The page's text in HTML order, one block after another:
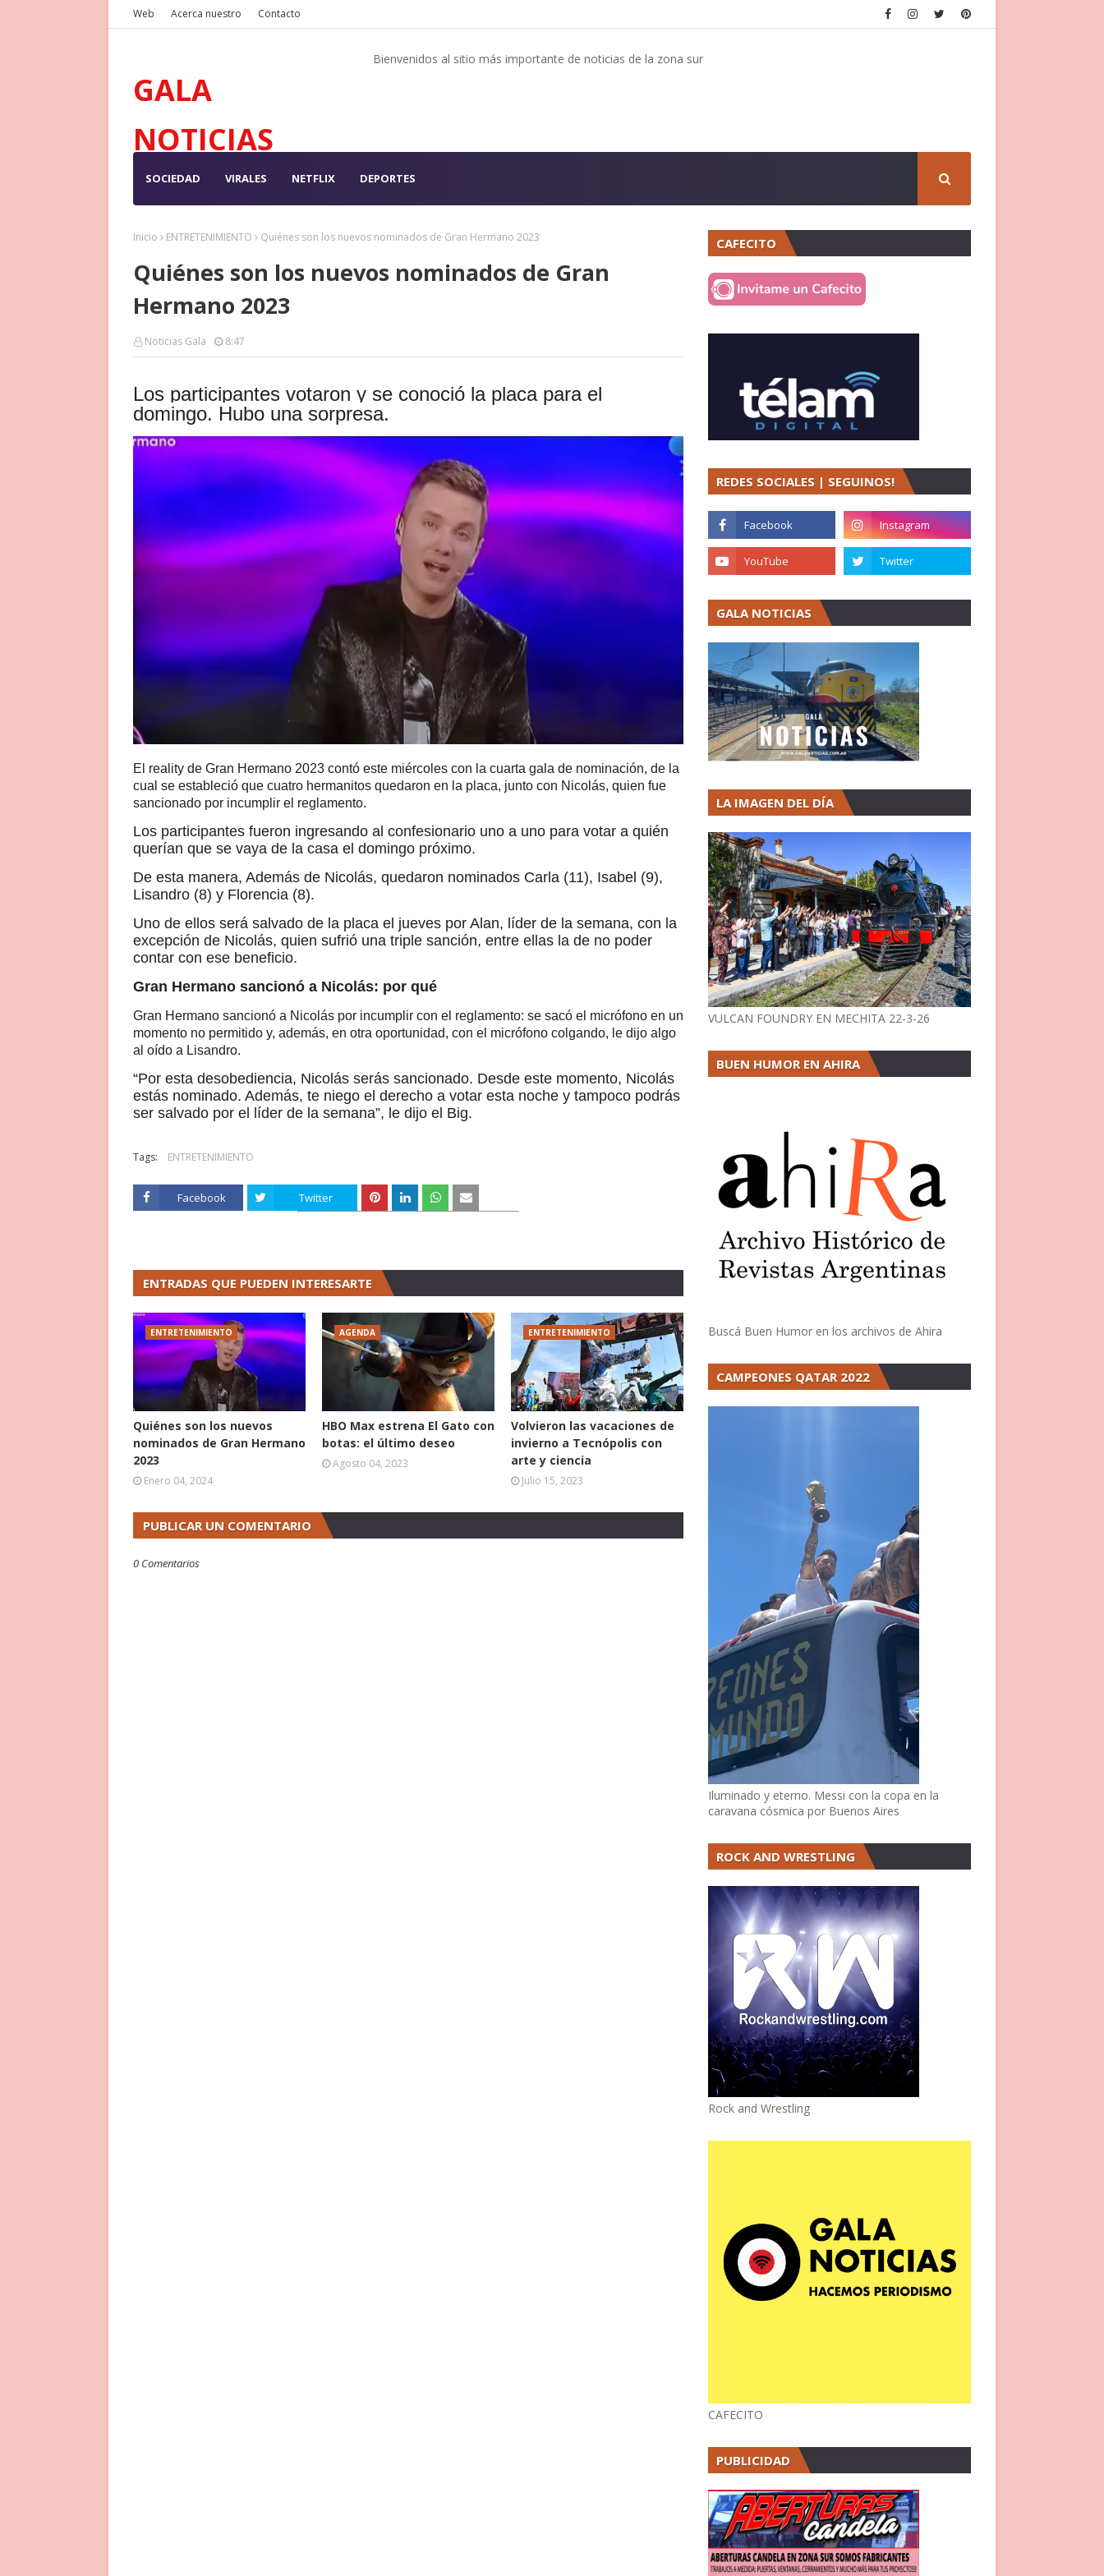
Web Acerca nuestro Contacto
GALA
NOTICIAS
Bienvenidos al sitio más importante de noticias de la zona sur
SOCIEDAD VIRALES NETFLIX DEPORTES
Inicio ENTRETENIMIENTO Quiénes son los nuevos nominados de Gran Hermano 2023
Quiénes son los nuevos nominados de Gran
Hermano 2023
Noticias Gala 8:47
Los participantes votaron y se conoció la placa para el
domingo. Hubo una sorpresa.
El reality de Gran Hermano 2023 contó este miércoles con la cuarta gala de nominación, de la
cual se estableció que cuatro hermanitos quedaron en la placa, junto con Nicolás, quien fue
sancionado por incumplir el reglamento.
Los participantes fueron ingresando al confesionario uno a uno para votar a quién
querían que se vaya de la casa el domingo próximo.
De esta manera, Además de Nicolás, quedaron nominados Carla (11), Isabel (9),
Lisandro (8) y Florencia (8).
Uno de ellos será salvado de la placa el jueves por Alan, líder de la semana, con la
excepción de Nicolás, quien sufrió una triple sanción, entre ellas la de no poder
contar con ese beneficio.
Gran Hermano sancionó a Nicolás: por qué
Gran Hermano sancionó a Nicolás por incumplir con el reglamento: se sacó el micrófono en un
momento no permitido y, además, en otra oportunidad, con el micrófono colgando, le dijo algo
al oído a Lisandro.
“Por esta desobediencia, Nicolás serás sancionado. Desde este momento, Nicolás
estás nominado. Además, te niego el derecho a votar esta noche y tampoco podrás
ser salvado por el líder de la semana”, le dijo el Big.
Tags: ENTRETENIMIENTO
Facebook Twitter
ENTRADAS QUE PUEDEN INTERESARTE
ENTRETENIMIENTO
Quiénes son los nuevos
nominados de Gran Hermano
2023
Enero 04, 2024
AGENDA
HBO Max estrena El Gato con
botas: el último deseo
Agosto 04, 2023
ENTRETENIMIENTO
Volvieron las vacaciones de
invierno a Tecnópolis con
arte y ciencia
Julio 15, 2023
PUBLICAR UN COMENTARIO
0 Comentarios
CAFECITO
REDES SOCIALES | SEGUINOS!
GALA NOTICIAS
LA IMAGEN DEL DÍA
VULCAN FOUNDRY EN MECHITA 22-3-26
BUEN HUMOR EN AHIRA
Buscá Buen Humor en los archivos de Ahira
CAMPEONES QATAR 2022
Iluminado y eterno. Messi con la copa en la
caravana cósmica por Buenos Aires
ROCK AND WRESTLING
Rock and Wrestling
CAFECITO
PUBLICIDAD